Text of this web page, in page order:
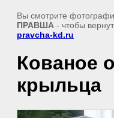
Вы смотрите
ПРАВША - чтобы
pravcha-kd.ru
Кованое
крыльца